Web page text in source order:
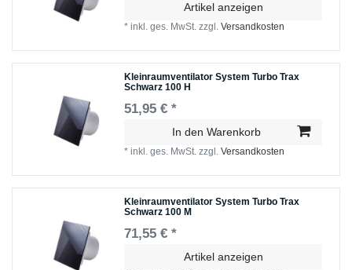
Artikel anzeigen
*inkl. ges. MwSt. zzgl.Versandkosten
Kleinraumventilator System Turbo Trax
Schwarz 100 H
51,95 € *
In den Warenkorb
*inkl. ges. MwSt. zzgl.Versandkosten
Kleinraumventilator System Turbo Trax
Schwarz 100 M
71,55 € *
Artikel anzeigen